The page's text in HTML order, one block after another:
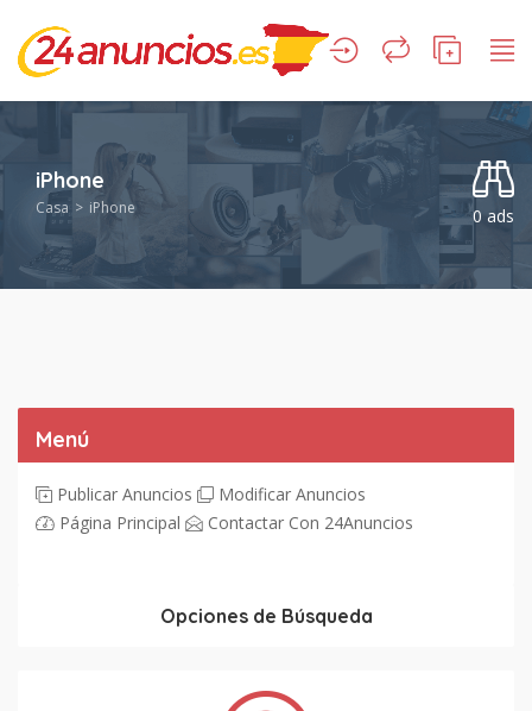
iPhone
Casa iPhone 0 ads
Menú
Publicar Anuncios
Modificar Anuncios
Página Principal
Contactar Con 24Anuncios
Opciones de Búsqueda